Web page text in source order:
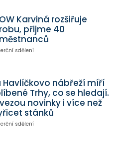
Karviná rozšiřuje
přijme 40
sdělení
Havlíčkovo nábřeží míří
Trhy, co se hledají.
novinky i více než
stánků
sdělení